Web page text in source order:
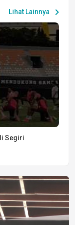
Lihat Lainnya chevron_right
Segiri